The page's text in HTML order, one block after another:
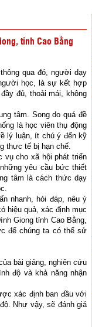
tỉnh Cao Bằng
qua đó, người dạy
học, là sự kết hợp
đủ, thoải mái, không
tâm. Song do quá đề
là học viên thụ động
lý luận, ít chú ý đến kỹ
thực tế bị hạn chế.
vụ cho xã hội phát triển
yêu cầu bức thiết
tâm là cách thức dạy
nhanh, hỏi đáp, nêu ý
hiệu quả, xác định mục
Giong tỉnh Cao Bằng,
để chúng ta có thể sử
bài giảng, nghiên cứu
độ và khả năng nhận
xác định ban đầu với
Như vậy, sẽ đánh giá